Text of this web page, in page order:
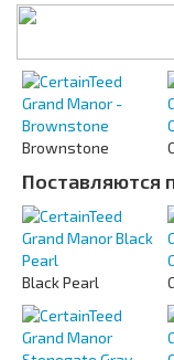
Brownstone
Поставляются
Black Pearl